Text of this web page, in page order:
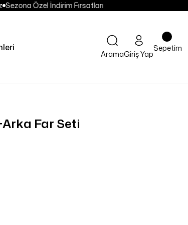
Sezona Özel İndirim Fırsatları
AramaGiriş Yap
Sepetim
Far Seti